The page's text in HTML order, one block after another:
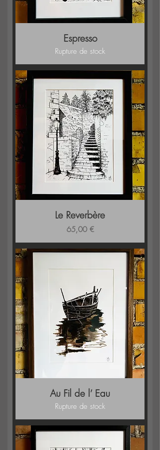
Espresso
Rupture de stock
Le Reverbère
Prix
65,00 €
Au Fil de l’ Eau
Rupture de stock